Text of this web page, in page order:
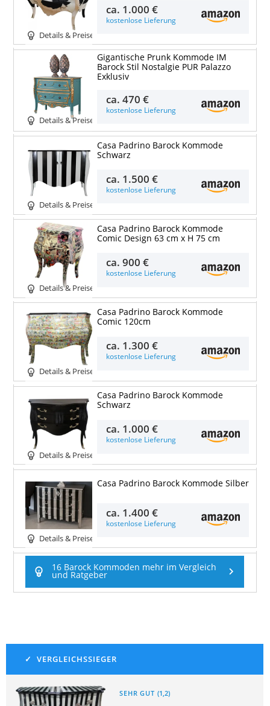
Details & Preise
ca. 1.000 €
kostenlose Lieferung
Details & Preise
Gigantische Prunk Kommode IM
Barock Stil Nostalgie PUR Palazzo
Exklusiv
ca.470 €
kostenlose Lieferung
Details & Preise
Casa Padrino Barock Kommode
Schwarz
ca. 1.500 €
kostenlose Lieferung
Details & Preise
Casa Padrino Barock Kommode
Comic Design 63 cm x H 75 cm
ca.900 €
kostenlose Lieferung
Details & Preise
Casa Padrino Barock Kommode
Comic 120cm
ca. 1.300 €
kostenlose Lieferung
Details & Preise
Casa Padrino Barock Kommode
Schwarz
ca. 1.000 €
kostenlose Lieferung
Details & Preise
Casa Padrino Barock Kommode Silber
ca. 1.400 €
kostenlose Lieferung
16 Barock Kommoden mehr im Vergleich
und Ratgeber
SEHR GUT (1,2)